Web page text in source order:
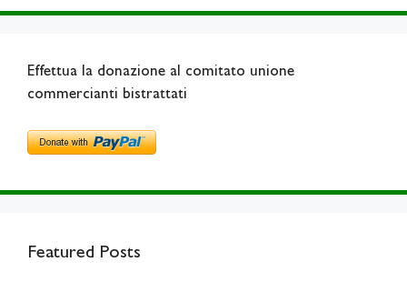
Effettua la donazione al comitato unione
commercianti bistrattati
Featured Posts